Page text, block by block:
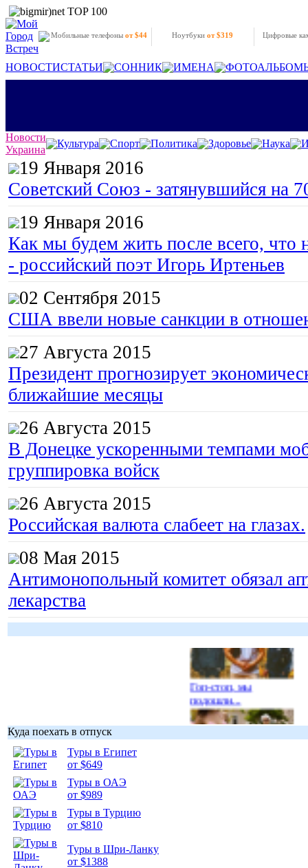
Мобильные телефоны от $44 Ноутбукиот $319 Цифровые
НОВОСТИСТАТЬИ СОННИК ИМЕНА
Новости
Украина
Культура Спорт Политика Здоровье Наука
19 Января 2016
Советский Союз - затянувшийся на
19 Января 2016
Как мы будем жить после всего, что
- российский поэт Игорь Иртеньев
02 Сентября 2015
США ввели новые санкции в
27 Августа 2015
Президент прогнозирует
ближайшие месяцы
26 Августа 2015
В Донецке ускоренными темпами
группировка войск
26 Августа 2015
Российская валюта слабеет на глазах.
08 Мая 2015
Антимонопольный комитет обязал
лекарства
Гоп-стоп, мы
подошли...
Куда поехать в отпуск
Туры в Египет
от $649
Туры в ОАЭ
от $989
Туры в Турцию
от $810
Туры в Шри-Ланку
от $1388